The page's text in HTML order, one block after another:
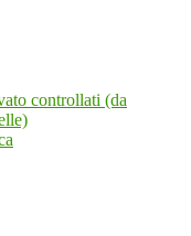
controllati (da